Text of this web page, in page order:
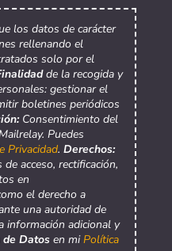
los datos de carácter
rellenando el
solo por el
de la recogida y
gestionar el
boletines periódicos
Consentimiento del
Puedes
Privacidad. Derechos:
acceso, rectificación,
en
el derecho a
una autoridad de
información adicional y
Datos en miPolítica